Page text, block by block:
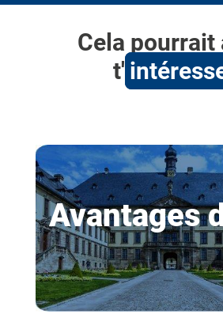
Cela pourrait
t'
Avantages